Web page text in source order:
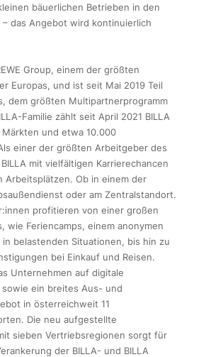
bäuerlichen Betrieben in den
– das Angebot wird kontinuierlich
Group, einem der größten
Europas, und ist seit Mai 2019 Teil
dem größten Multipartnerprogramm
Familie zählt seit April 2021 BILLA
Märkten und etwa 10.000
einer der größten Arbeitgeber des
mit vielfältigen Karrierechancen
Arbeitsplätzen. Ob in einem der
oder am Zentralstandort.
profitieren von einer großen
wie Feriencamps, einem anonymen
belastenden Situationen, bis hin zu
bei Einkauf und Reisen.
Unternehmen auf digitale
ein breites Aus- und
in österreichweit 11
Die neu aufgestellte
sieben Vertriebsregionen sorgt für
der BILLA- und BILLA